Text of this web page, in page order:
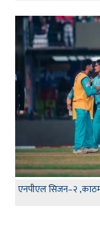
एनपीएल सिजन–२